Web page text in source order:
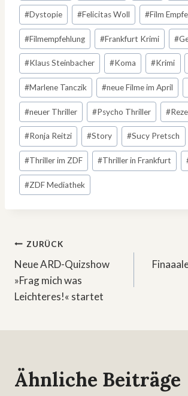
#Dystopie #Felicitas Woll #Film
#Filmempfehlung #Frankfurt Krimi #
#Klaus Steinbacher #Koma #Krimi
#Marlene Tanczik #neue Filme im April
#neuer Thriller #Psycho Thriller #
#Ronja Reitzi #Story #Sucy Pretsch
#Thriller im ZDF #Thriller in Frankfurt
#ZDF Mediathek
Beitragsnavigation
ZURÜCK
Neue ARD-Quizshow
»Frag mich was
Leichteres!« startet
Ähnliche Beiträge